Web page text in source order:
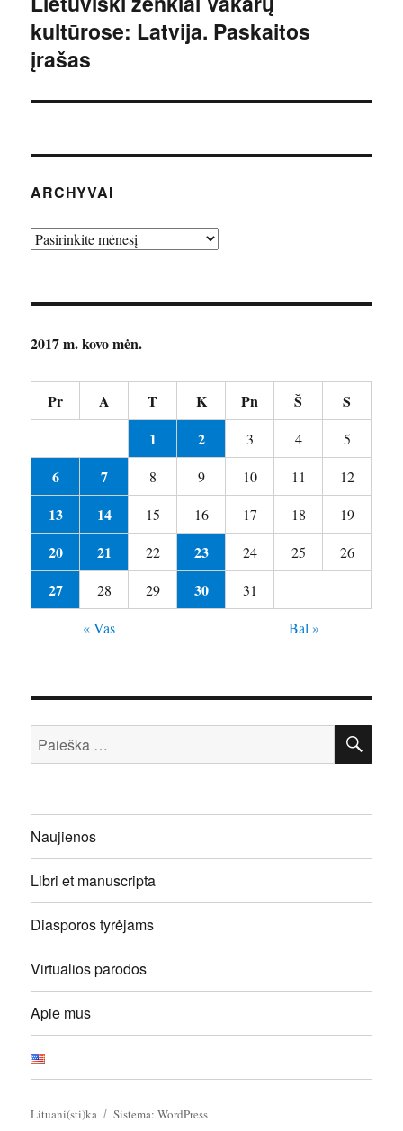
įrašas:
kultūrose: Latvija. Paskaitos
įrašas
ARCHYVAI
Archyvai
2017 m. kovo mėn.
Pr A T K Pn Š
S
1
2 3 4 5
6 7 8 9 10 11 12
13 14 15 16 17 18 19
20 21 22 23 24 25 26
27 28 29 30
31
« Vas
Bal »
Ieškoti:
Naujienos
Libri et manuscripta
Diasporos tyrėjams
Virtualios parodos
Apie mus
Lituani(sti)ka Sistema: WordPress